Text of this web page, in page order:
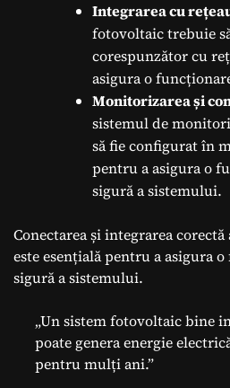
Integrarea cu
fotovoltaic trebuie
corespunzător cu
asigura o
Monitorizarea și
sistemul de
să fie configurat în
pentru a asigura o
sigură a sistemului.
Conectarea și integrarea
este esențială pentru a asigura
sigură a sistemului.
„Un sistem fotovoltaic bine
poate genera energie
pentru mulți ani.”